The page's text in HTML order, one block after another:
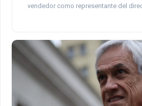
vendedor como representante del